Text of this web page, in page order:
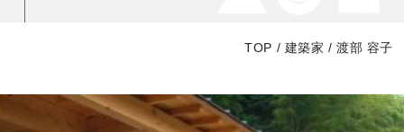
プ
す
TOP / 建築家 /渡部 容子